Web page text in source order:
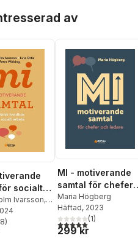
av
socialt
praktisk
för socialt
Ivarsson,
,Peter
Totalt antal röster:
8)
MI - motiverande
samtal för chefer
och ledare
Maria Högberg
Häftad, 2023
5,0utav 5 stjärnor.
(1)
299 kr